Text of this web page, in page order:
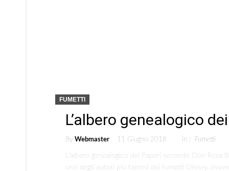
FUMETTI
L’albero genealogico
By Webmaster 11 Giugno 2018 in : Fumetti
L’albero genealogico dei Paperi secondo Don
uno degli autori più famosi dei fumetti Disney,